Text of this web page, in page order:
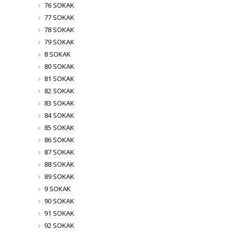
76 SOKAK
77 SOKAK
78 SOKAK
79 SOKAK
8 SOKAK
80 SOKAK
81 SOKAK
82 SOKAK
83 SOKAK
84 SOKAK
85 SOKAK
86 SOKAK
87 SOKAK
88 SOKAK
89 SOKAK
9 SOKAK
90 SOKAK
91 SOKAK
92 SOKAK